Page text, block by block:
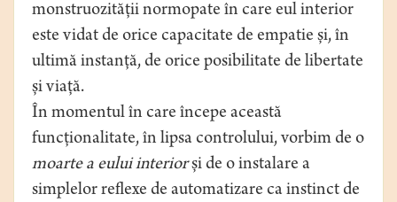
monstruozității normopate în care eul interior
este vidat de orice capacitate de empatie și, în
ultimă instanță, de orice posibilitate de libertate
și viață.
În momentul în care începe această
funcționalitate, în lipsa controlului, vorbim de o
moarte a eului interiorși de o instalare a
simplelor reflexe de automatizare ca instinct de